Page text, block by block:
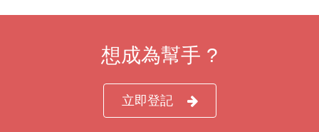
想成為幫手 ?
立即登記